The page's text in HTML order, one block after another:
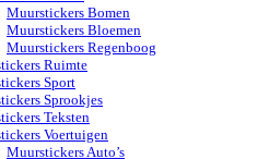
Muurstickers Bomen
Muurstickers Bloemen
Muurstickers Regenboog
Ruimte
Sport
Sprookjes
Teksten
Voertuigen
Muurstickers Auto’s